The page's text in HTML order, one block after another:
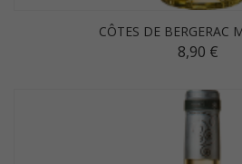
CÔTES DE BERGERAC
8,90 €